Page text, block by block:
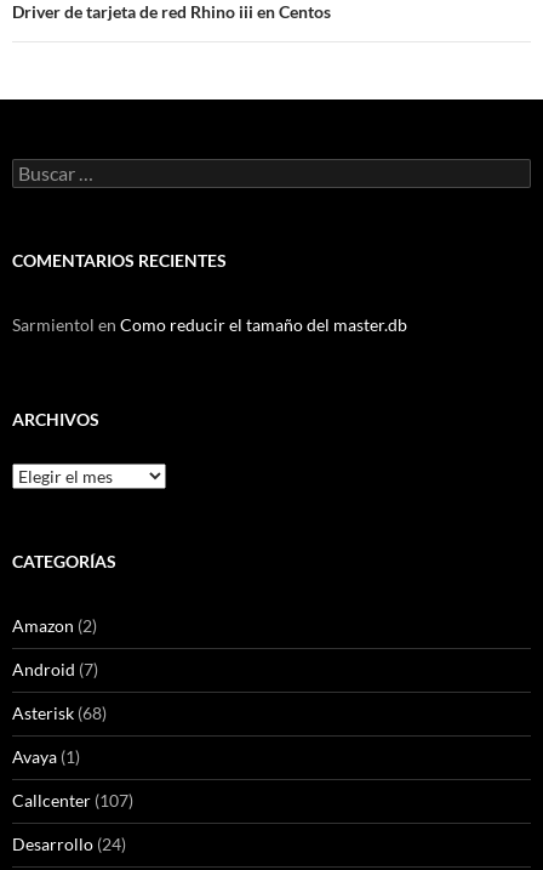
Driver de tarjeta de red Rhino iii en Centos
Buscar:
COMENTARIOS RECIENTES
Sarmientol en Como reducir el tamaño del master.db
ARCHIVOS
Archivos
CATEGORÍAS
Amazon (2)
Android (7)
Asterisk (68)
Avaya (1)
Callcenter (107)
Desarrollo (24)